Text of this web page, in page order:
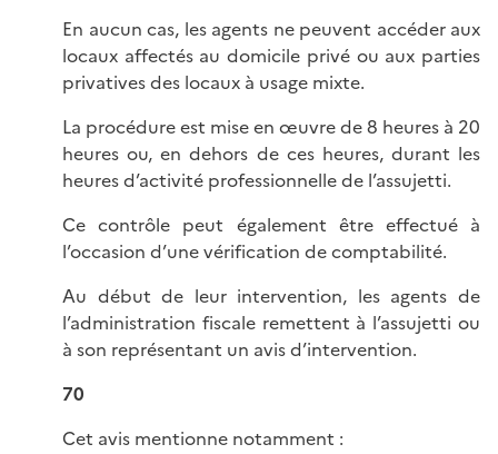
En aucun cas, les agents ne peuvent accéder aux
locaux affectés au domicile privé ou aux parties
privatives des locaux à usage mixte.
La procédure est mise en œuvre de 8 heures à 20
heures ou, en dehors de ces heures, durant les
heures d’activité professionnelle de l’assujetti.
Ce contrôle peut également être effectué à
l’occasion d’une vérification de comptabilité.
Au début de leur intervention, les agents de
l’administration fiscale remettent à l’assujetti ou
à son représentant un avis d’intervention.
70
Cet avis mentionne notamment :